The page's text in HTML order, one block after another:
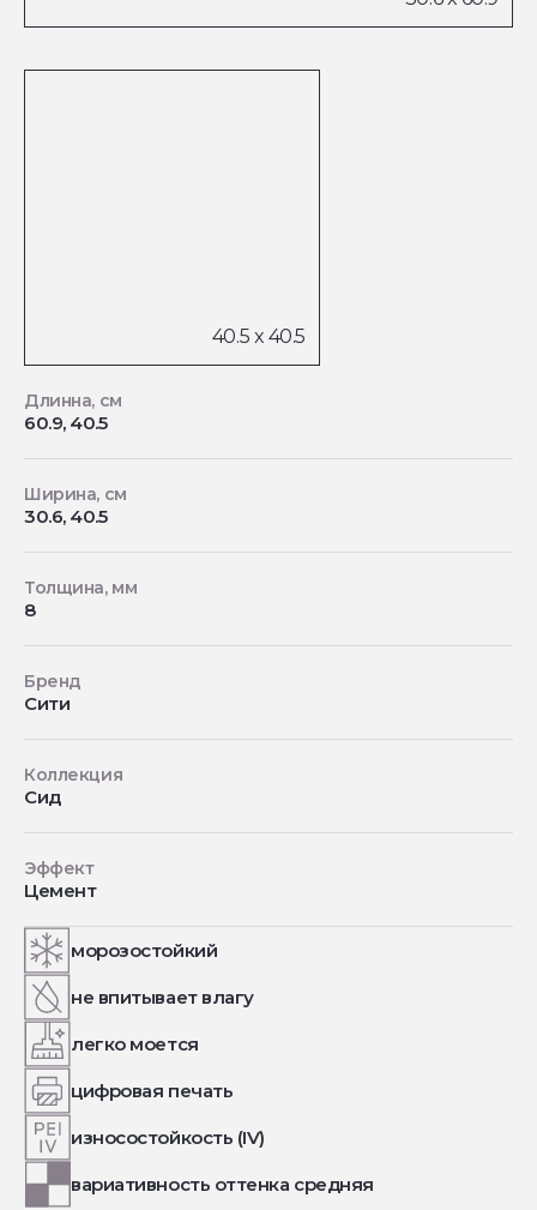
Длинна, см
60.9, 40.5
Ширина, см
30.6, 40.5
Толщина, мм
8
Бренд
Сити
Коллекция
Сид
Эффект
Цемент
морозостойкий
не впитывает влагу
легко моется
цифровая печать
износостойкость (IV)
вариативность оттенка средняя